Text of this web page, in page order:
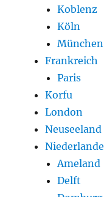
Koblenz
Köln
München
Frankreich
Paris
Korfu
London
Neuseeland
Niederlande
Ameland
Delft